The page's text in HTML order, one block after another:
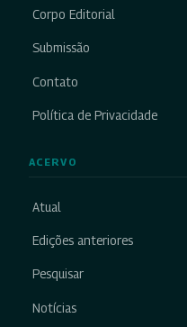
Corpo Editorial
Submissão
Contato
Política de Privacidade
ACERVO
Atual
Edições anteriores
Pesquisar
Notícias